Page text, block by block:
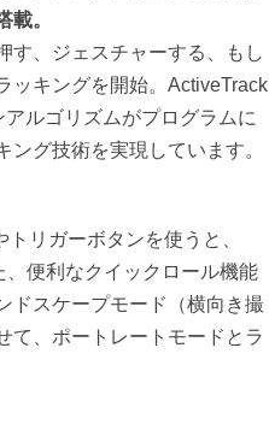
載。
す、ジェスチャーする、もし
ッキングを開始。ActiveTrack
ルゴリズムがプログラムに
グ技術を実現しています。
リガーボタンを使うと、
便利なクイックロール機能
ドスケープモード（横向き撮
て、ポートレートモードとラ